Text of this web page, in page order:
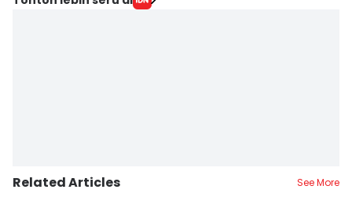
Related Articles See More